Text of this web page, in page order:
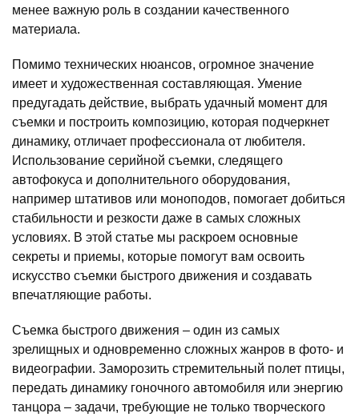
менее важную роль в создании качественного
материала.
Помимо технических нюансов, огромное значение
имеет и художественная составляющая. Умение
предугадать действие, выбрать удачный момент для
съемки и построить композицию, которая подчеркнет
динамику, отличает профессионала от любителя.
Использование серийной съемки, следящего
автофокуса и дополнительного оборудования,
например штативов или моноподов, помогает добиться
стабильности и резкости даже в самых сложных
условиях. В этой статье мы раскроем основные
секреты и приемы, которые помогут вам освоить
искусство съемки быстрого движения и создавать
впечатляющие работы.
Съемка быстрого движения – один из самых
зрелищных и одновременно сложных жанров в фото- и
видеографии. Заморозить стремительный полет птицы,
передать динамику гоночного автомобиля или энергию
танцора – задачи, требующие не только творческого